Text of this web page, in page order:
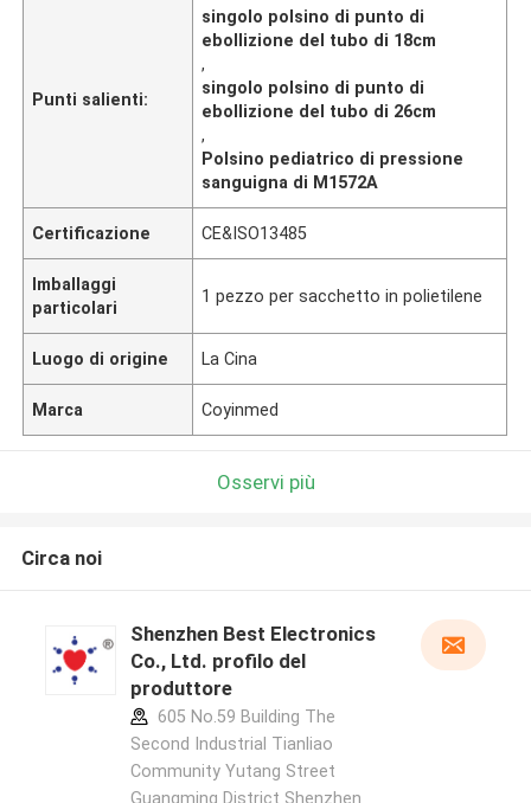
Punti salienti:
singolo polsino di punto di
ebollizione del tubo di 18cm
,
singolo polsino di punto di
ebollizione del tubo di 26cm
,
Polsino pediatrico di pressione
sanguigna di M1572A
Certificazione CE&ISO13485
Imballaggi
particolari
1 pezzo per sacchetto in polietilene
Luogo di origine La Cina
Marca Coyinmed
Osservi più
Circa noi
Shenzhen Best Electronics
Co., Ltd. profilo del
produttore
605 No.59 Building The
Second Industrial Tianliao
Community Yutang Street
Guangming District Shenzhen